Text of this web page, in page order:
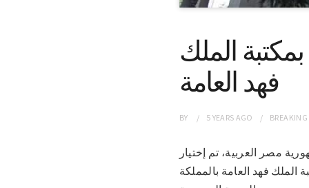
الملك
فهد العامة
BY 5 YEARS AGO BREAKING
مصر العربية، تم إختيار
الملك فهد العامة بالمملكة